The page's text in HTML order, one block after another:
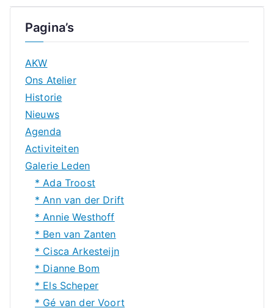
navigatie
Pagina’s
AKW
Ons Atelier
Historie
Nieuws
Agenda
Activiteiten
Galerie Leden
* Ada Troost
* Ann van der Drift
* Annie Westhoff
* Ben van Zanten
* Cisca Arkesteijn
* Dianne Bom
* Els Scheper
* Gé van der Voort